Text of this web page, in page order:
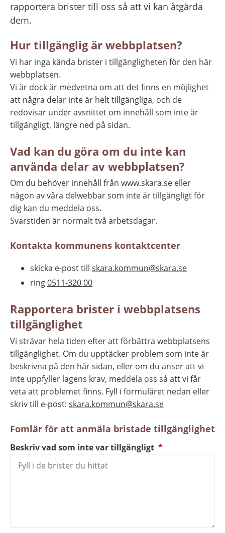
rapportera brister till oss så att vi kan åtgärda
dem.
Hur tillgänglig är webbplatsen?
Vi har inga kända brister i tillgängligheten för den här
webbplatsen.
Vi är dock är medvetna om att det finns en möjlighet
att några delar inte är helt tillgängliga, och de
redovisar under avsnittet om innehåll som inte är
tillgängligt, längre ned på sidan.
Vad kan du göra om du inte kan
använda delar av webbplatsen?
Om du behöver innehåll från www.skara.se eller
någon av våra delwebbar som inte är tillgängligt för
dig kan du meddela oss.
Svarstiden är normalt två arbetsdagar.
Kontakta kommunens kontaktcenter
skicka e-post till skara.kommun@skara.se
ring 0511-320 00
Rapportera brister i webbplatsens
tillgänglighet
Vi strävar hela tiden efter att förbättra webbplatsens
tillgänglighet. Om du upptäcker problem som inte är
beskrivna på den här sidan, eller om du anser att vi
inte uppfyller lagens krav, meddela oss så att vi får
veta att problemet finns. Fyll i formuläret nedan eller
skriv till e-post: skara.kommun@skara.se
Fomlär för att anmäla bristade tillgänglighet
Beskriv vad som inte var tillgängligt *(obligatorisk)